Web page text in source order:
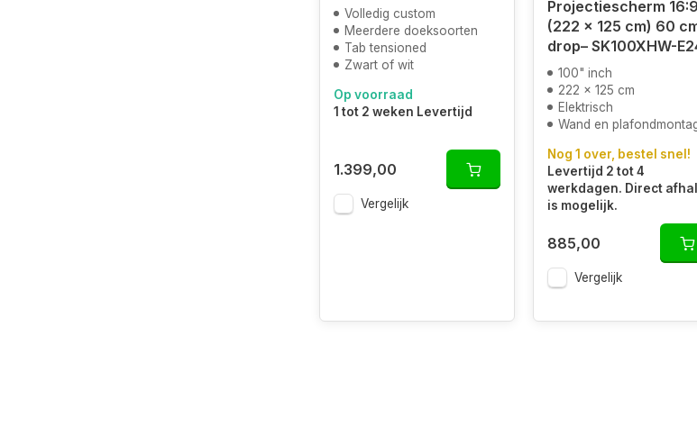
Volledig custom
Meerdere doeksoorten
Tab tensioned
Zwart of wit
Op voorraad
1 tot 2 weken Levertijd
1.399,00
Vergelijk
Projectiescherm 16:9
(222 x 125 cm) 60
drop– SK100XHW-
100" inch
222 x 125 cm
Elektrisch
Wand en
Nog 1 over, bestel snel!
Levertijd 2 tot 4
werkdagen. Direct
is mogelijk.
885,00
Vergelijk